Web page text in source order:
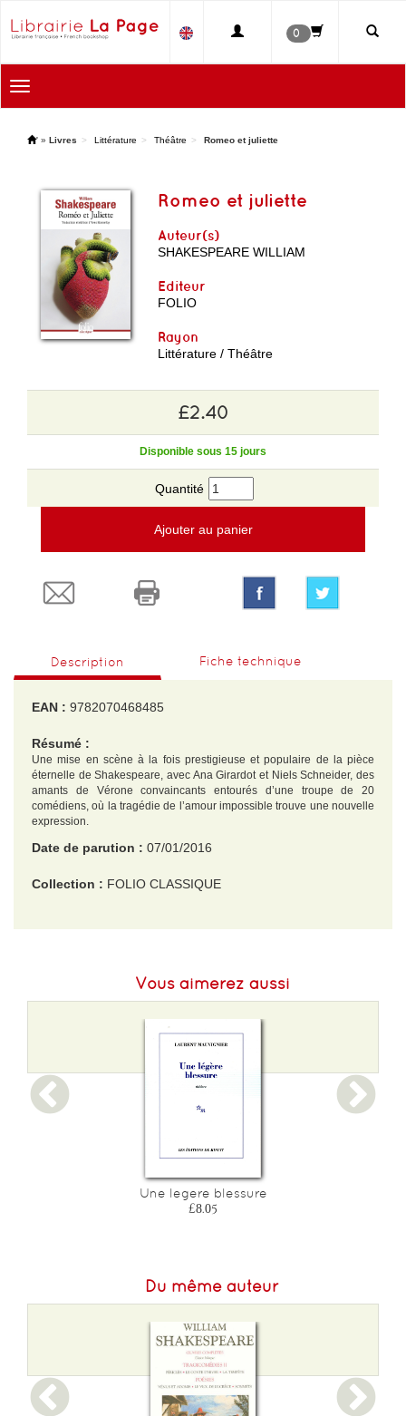
0
Toggle
navigation
' » Livres Littérature Théâtre Romeo et juliette
Romeo et juliette
Auteur(s)
SHAKESPEARE WILLIAM
Editeur
FOLIO
Rayon
Littérature / Théâtre
£2.40
Disponible sous 15 jours
Quantité
Ajouter au panier
Description Fiche technique
EAN : 9782070468485
Résumé :
Une mise en scène à la fois prestigieuse et populaire de la pièce
éternelle de Shakespeare, avec Ana Girardot et Niels Schneider, des
amants de Vérone convaincants entourés d’une troupe de 20
comédiens, où la tragédie de l’amour impossible trouve une nouvelle
expression.
Date de parution : 07/01/2016
Collection : FOLIO CLASSIQUE
Vous aimerez aussi
Une legere blessure
£8.05
Du même auteur